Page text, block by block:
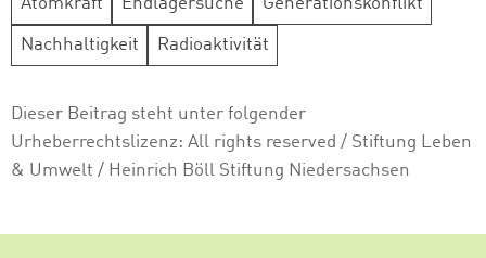
Atomkraft Endlagersuche Generationskonflikt
Nachhaltigkeit Radioaktivität
Dieser Beitrag steht unter folgender
Urheberrechtslizenz: All rights reserved / Stiftung Leben
& Umwelt / Heinrich Böll Stiftung Niedersachsen